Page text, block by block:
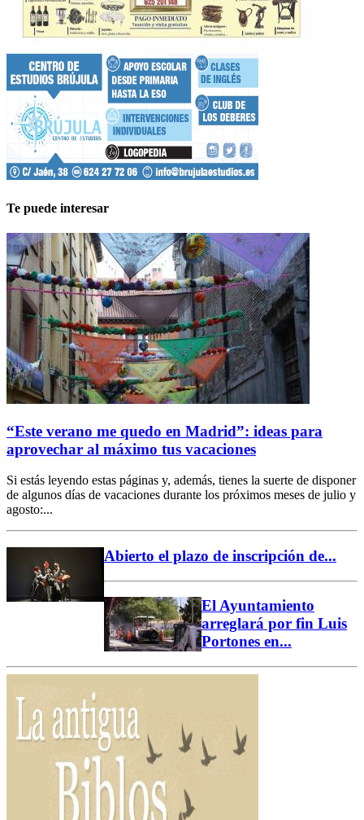
Te puede interesar
“Este verano me quedo en Madrid”: ideas para
aprovechar al máximo tus vacaciones
Si estás leyendo estas páginas y, además, tienes la suerte de disponer
de algunos días de vacaciones durante los próximos meses de julio y
agosto:...
Abierto el plazo de inscripción de...
El Ayuntamiento
arreglará por fin Luis
Portones en...